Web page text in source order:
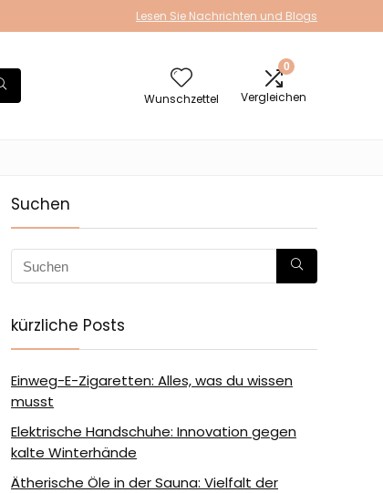
Lesen Sie Nachrichten und Blogs
Wunschzettel
0
Vergleichen
Suchen
kürzliche Posts
Einweg-E-Zigaretten: Alles, was du wissen
musst
Elektrische Handschuhe: Innovation gegen
kalte Winterhände
Ätherische Öle in der Sauna: Vielfalt der